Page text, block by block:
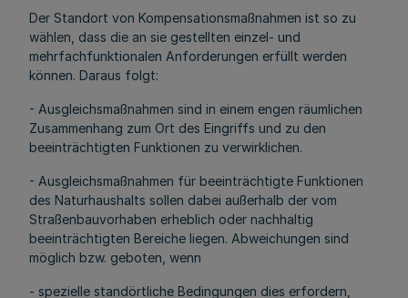
Der Standort von Kompensationsmaßnahmen ist so zu
wählen, dass die an sie gestellten einzel- und
mehrfachfunktionalen Anforderungen erfüllt werden
können. Daraus folgt:
- Ausgleichsmaßnahmen sind in einem engen räumlichen
Zusammenhang zum Ort des Eingriffs und zu den
beeinträchtigten Funktionen zu verwirklichen.
- Ausgleichsmaßnahmen für beeinträchtigte Funktionen
des Naturhaushalts sollen dabei außerhalb der vom
Straßenbauvorhaben erheblich oder nachhaltig
beeinträchtigten Bereiche liegen. Abweichungen sind
möglich bzw. geboten, wenn
- spezielle standörtliche Bedingungen dies erfordern,